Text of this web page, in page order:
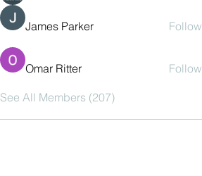
James Parker Follow
Omar Ritter Follow
See All Members (207)